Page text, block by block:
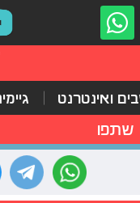
ואינטרנט
שתפו